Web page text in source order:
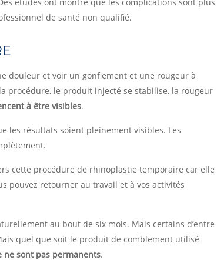
études ont montré que les complications sont plus
de santé non qualifié.
douleur et voir un gonflement et une rougeur à
procédure, le produit injecté se stabilise, la rougeur
à être visibles.
les résultats soient pleinement visibles. Les
cette procédure de rhinoplastie temporaire car elle
pouvez retourner au travail et à vos activités
au bout de six mois. Mais certains d’entre
quel que soit le produit de comblement utilisé
ne sont pas permanents.